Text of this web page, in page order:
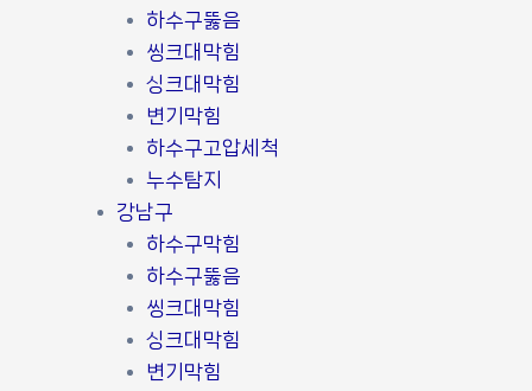
하수구뚫음
씽크대막힘
싱크대막힘
변기막힘
하수구고압세척
누수탐지
강남구
하수구막힘
하수구뚫음
씽크대막힘
싱크대막힘
변기막힘